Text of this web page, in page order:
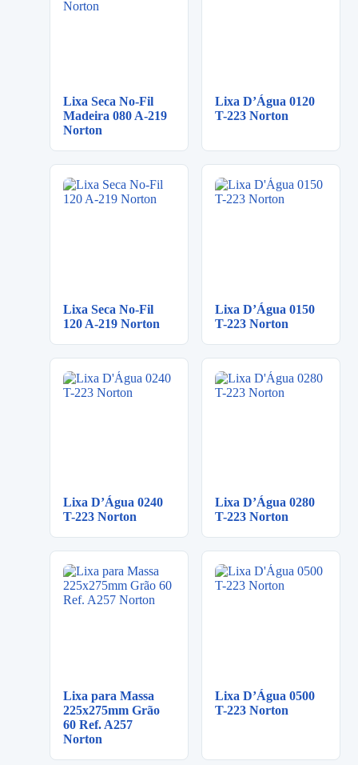
Lixa Seca No-Fil
Madeira 080 A-219
Norton
Lixa D’Água 0120
T-223 Norton
Lixa Seca No-Fil
120 A-219 Norton
Lixa D’Água 0150
T-223 Norton
Lixa D’Água 0240
T-223 Norton
Lixa D’Água 0280
T-223 Norton
Lixa para Massa
225x275mm Grão
60 Ref. A257
Norton
Lixa D’Água 0500
T-223 Norton